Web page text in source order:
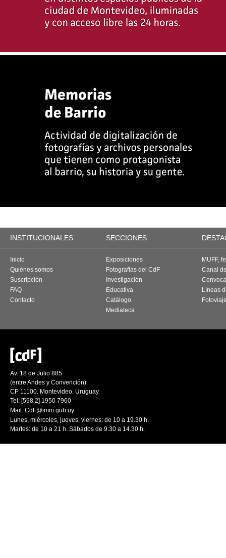
INSTITUCIONALES SECCIONES
Inicio
Quiénes somos
Suscripción
FAQ
Contacto
Exposiciones
Fotografías del CdF
Investigación
Educativa
Catálogo
Mediateca
MUFF,
Canal
Líneas
Av. 18 de Julio 885
(entre Andes y Convención)
CP 11100. Montevideo. Uruguay
Tel: [598 2] 1950 7960
Mail: CdF@imm.gub.uy
Lunes, miércoles, jueves, viernes: de 10 a 19.30 h.
Martes: de 10 a 21 h. Sábados de 9.30 a 14.30 h.